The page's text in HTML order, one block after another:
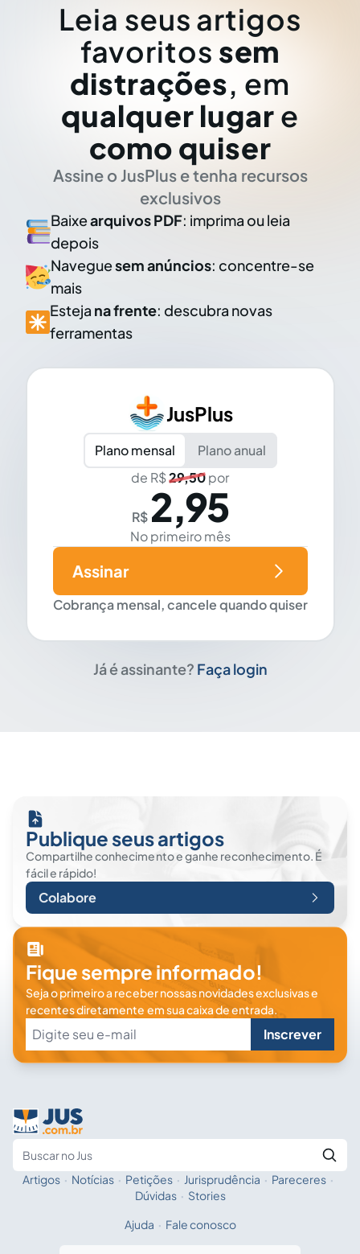
Leia seus artigos
favoritos sem
distrações, em
qualquer lugar e
como quiser
Assine o JusPlus e tenha recursos
exclusivos
Baixearquivos PDF: imprima ou leia
depois
Naveguesem anúncios: concentre-se
mais
Esteja na frente: descubra novas
ferramentas
JusPlus
Plano mensal
Plano anual
de R$29,50por
R$ 2,95
No primeiro mês
Cobrança mensal, cancele quando quiser
Assinar
Já é assinante? Faça login
Publique seus artigos
Compartilhe conhecimento e ganhe reconhecimento. É
fácil e rápido!
Colabore
Fique sempre informado!
Seja o primeiro a receber nossas novidades exclusivas e
recentes diretamente em sua caixa de entrada.
Inscrever
Fale com a IA
Artigos · Notícias · Petições · Jurisprudência · Pareceres ·
Dúvidas · Stories
Ajuda · Fale conosco